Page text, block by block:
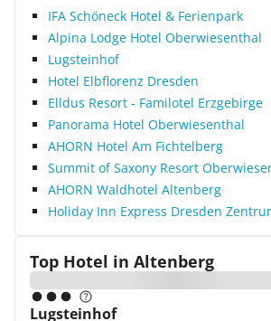
IFA Schöneck Hotel & Ferienpark
Alpina Lodge Hotel Oberwiesenthal
Lugsteinhof
Hotel Elbflorenz Dresden
Elldus Resort - Familotel Erzgebirge
Panorama Hotel Oberwiesenthal
AHORN Hotel Am Fichtelberg
Summit of Saxony Resort
AHORN Waldhotel Altenberg
Holiday Inn Express Dresden
Top Hotel in Altenberg
Lugsteinhof